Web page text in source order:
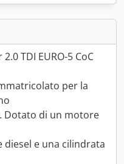
TDI EURO-5 CoC
per la
Dotato di un motore
e una cilindrata